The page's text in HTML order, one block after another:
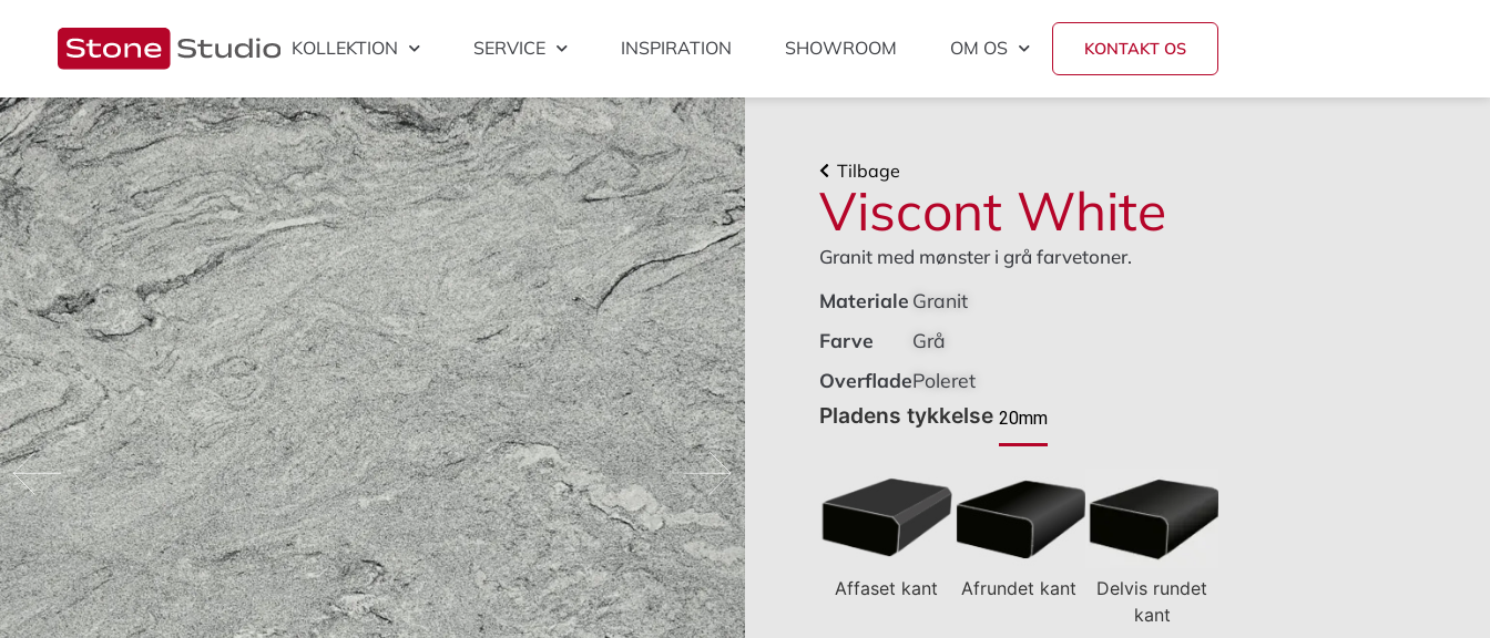
KOLLEKTION SERVICE INSPIRATION SHOWROOM OM OS KONTAKT OS
Tilbage
Viscont White
Granit med mønster i grå farvetoner.
Materiale
Farve
Overflade
Granit
Grå
Poleret
Pladens tykkelse 20mm
Affaset kant Afrundet kant
Delvis rundet
kant